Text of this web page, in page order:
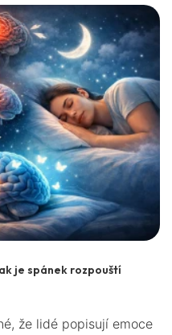
je spánek rozpouští
že lidé popisují emoce